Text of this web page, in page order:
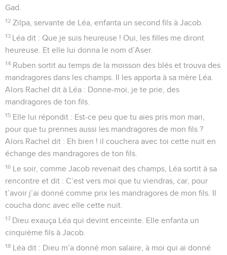
Gad.
12 Zilpa, servante de Léa, enfanta un second fils à Jacob.
13 Léa dit : Que je suis heureuse ! Oui, les filles me diront
heureuse. Et elle lui donna le nom d’Aser.
14 Ruben sortit au temps de la moisson des blés et trouva des
mandragores dans les champs. Il les apporta à sa mère Léa.
Alors Rachel dit à Léa : Donne-moi, je te prie, des
mandragores de ton fils.
15 Elle lui répondit : Est-ce peu que tu aies pris mon mari,
pour que tu prennes aussi les mandragores de mon fils ?
Alors Rachel dit : Eh bien ! il couchera avec toi cette nuit en
échange des mandragores de ton fils.
16 Le soir, comme Jacob revenait des champs, Léa sortit à sa
rencontre et dit : C’est vers moi que tu viendras, car, pour
t’avoir j’ai donné comme prix les mandragores de mon fils. Il
coucha donc avec elle cette nuit.
17 Dieu exauça Léa qui devint enceinte. Elle enfanta un
cinquième fils à Jacob.
18 Léa dit : Dieu m’a donné mon salaire, à moi qui ai donné